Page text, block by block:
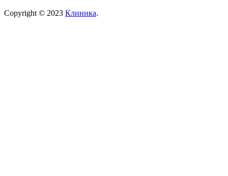
Copyright © 2023 Клиника.